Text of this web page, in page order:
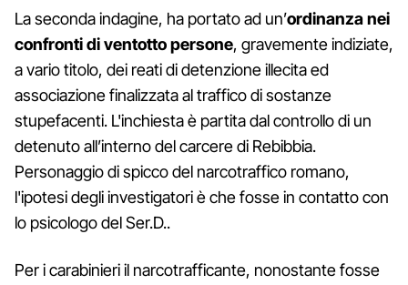
La seconda indagine, ha portato ad un’ordinanza nei
confronti di ventotto persone, gravemente indiziate,
a vario titolo, dei reati di detenzione illecita ed
associazione finalizzata al traffico di sostanze
stupefacenti. L'inchiesta è partita dal controllo di un
detenuto all’interno del carcere di Rebibbia.
Personaggio di spicco del narcotraffico romano,
l'ipotesi degli investigatori è che fosse in contatto con
lo psicologo del Ser.D..
Per i carabinieri il narcotrafficante, nonostante fosse